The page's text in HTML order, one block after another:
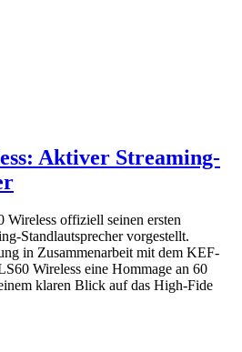
Aktiver Streaming-
offiziell seinen ersten
Standlautsprecher vorgestellt.
in Zusammenarbeit mit dem KEF-
Wireless eine Hommage an 60
klaren Blick auf das High-Fide